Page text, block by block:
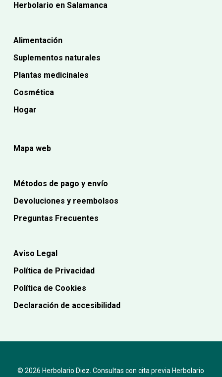
Herbolario en Salamanca
Alimentación
Suplementos naturales
Plantas medicinales
Cosmética
Hogar
Mapa web
Métodos de pago y envío
Devoluciones y reembolsos
Preguntas Frecuentes
Aviso Legal
Política de Privacidad
Política de Cookies
Declaración de accesibilidad
© 2026 Herbolario Diez. Consultas con cita previa Herbolario